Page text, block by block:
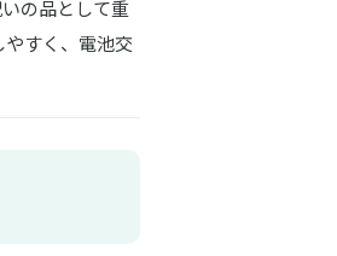
の品として重
すく、電池交